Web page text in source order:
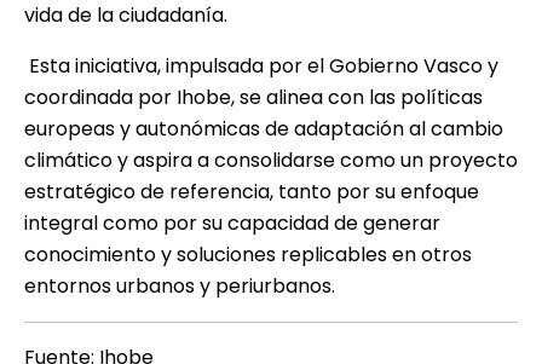
vida de la ciudadanía.
Esta iniciativa, impulsada por el Gobierno Vasco y
coordinada por Ihobe, se alinea con las políticas
europeas y autonómicas de adaptación al cambio
climático y aspira a consolidarse como un proyecto
estratégico de referencia, tanto por su enfoque
integral como por su capacidad de generar
conocimiento y soluciones replicables en otros
entornos urbanos y periurbanos.
Fuente: Ihobe